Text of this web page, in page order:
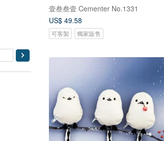
壹叁叁壹 Cementer No.1331
US$ 49.58
可客製 獨家販售